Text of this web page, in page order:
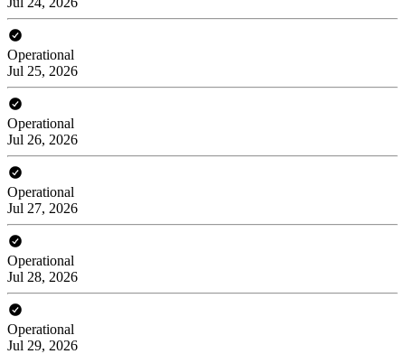
Operational
Jul 25, 2026
Operational
Jul 26, 2026
Operational
Jul 27, 2026
Operational
Jul 28, 2026
Operational
Jul 29, 2026